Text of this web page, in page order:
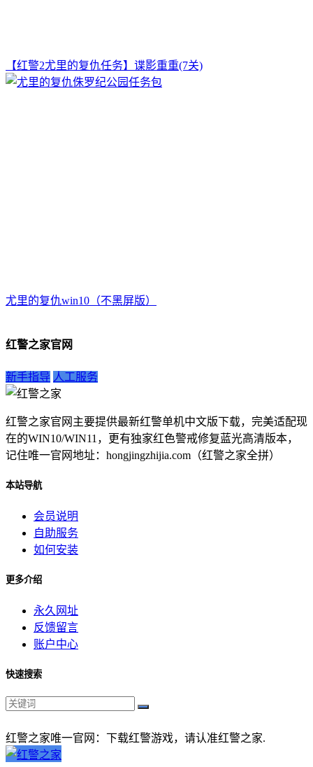
【红警2尤里的复仇任务】谍影重重(7关)
尤里的复仇win10（不黑屏版）
红警之家官网
新手指导 人工服务
红警之家官网主要提供最新红警单机中文版下载，完美适配现
在的WIN10/WIN11，更有独家红色警戒修复蓝光高清版本，
记住唯一官网地址：hongjingzhijia.com（红警之家全拼）
本站导航
会员说明
自助服务
如何安装
更多介绍
永久网址
反馈留言
账户中心
快速搜索
红警之家唯一官网：下载红警游戏，请认准红警之家.